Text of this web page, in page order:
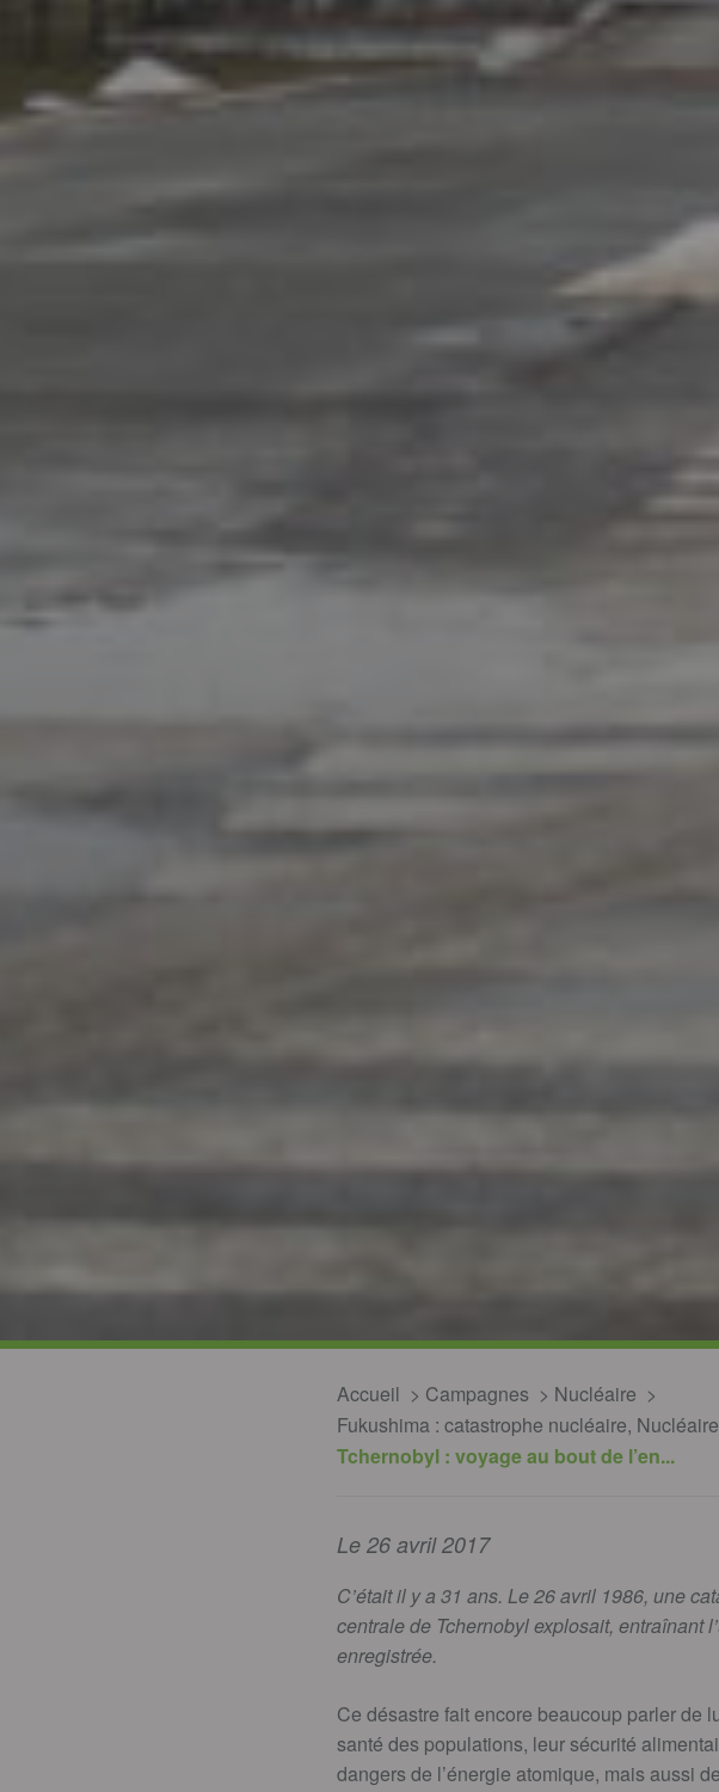
Accueil Campagnes
Nucléaire
Fukushima : catastrophe nucléaire,
Tchernobyl : voyage au bout de l’en...
Le 26 avril 2017
C’était il y a 31 ans. Le 26 avril 1986, une
centrale de Tchernobyl explosait, entraînant
enregistrée.
Ce désastre fait encore beaucoup parler de
santé des populations, leur sécurité
dangers de l’énergie atomique, mais aussi de